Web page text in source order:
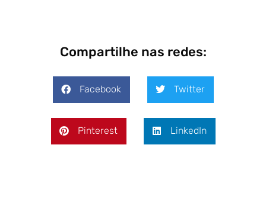
Compartilhe nas redes:
Facebook Twitter
Pinterest LinkedIn